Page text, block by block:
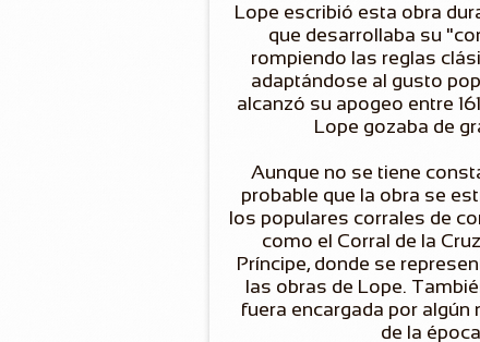
Lope escribió esta obra
que desarrollaba su
rompiendo las reglas
adaptándose al gusto
alcanzó su apogeo entre
Lope gozaba de
Aunque no se tiene
probable que la obra se
los populares corrales de
como el Corral de la
Príncipe, donde se
las obras de Lope.
fuera encargada por algún
de la